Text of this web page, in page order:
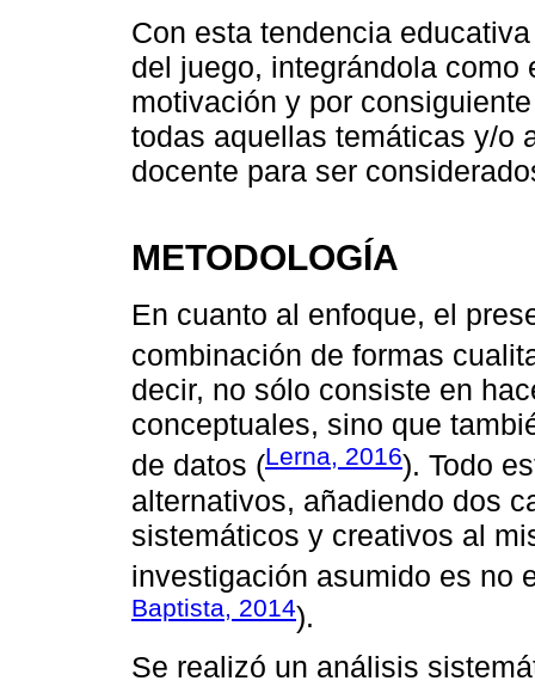
Con esta tendencia
del juego, integrándola como
motivación y por
todas aquellas temáticas y/o
docente para ser
METODOLOGÍA
En cuanto al enfoque, el
combinación de formas
decir, no sólo consiste en
conceptuales, sino que
de datos (Lerna, 2016). Todo
alternativos, añadiendo dos
sistemáticos y creativos al
investigación asumido es no
Baptista, 2014).
Se realizó un análisis